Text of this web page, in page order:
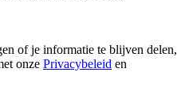
of je informatie te blijven delen,
onze Privacybeleid en